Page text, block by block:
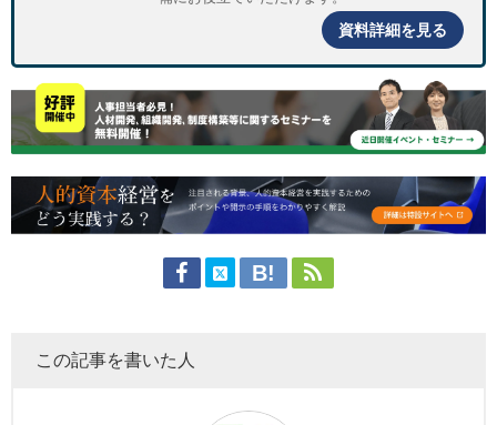
資料詳細を見る
この記事を書いた人